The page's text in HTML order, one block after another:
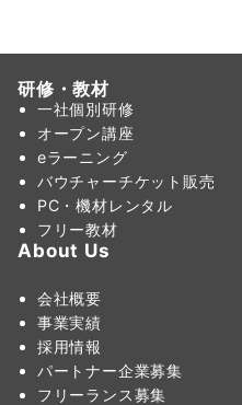
研修・教材
一社個別研修
オープン講座
eラーニング
バウチャーチケット販売
PC・機材レンタル
フリー教材
About Us
会社概要
事業実績
採用情報
パートナー企業募集
フリーランス募集